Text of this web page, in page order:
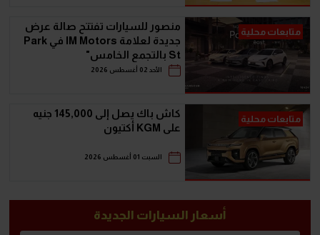
متابعات محلية
منصور للسيارات تفتتح صالة عرض
جديدة لعلامة IM Motors في Park
St بالتجمع الخامس"
الأحد 02 أغسطس 2026
متابعات محلية
كاش باك يصل إلى 145,000 جنيه
على KGM أكتيون
السبت 01 أغسطس 2026
أسعار السيارات الجديدة